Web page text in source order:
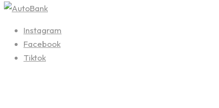
Instagram
Facebook
Tiktok